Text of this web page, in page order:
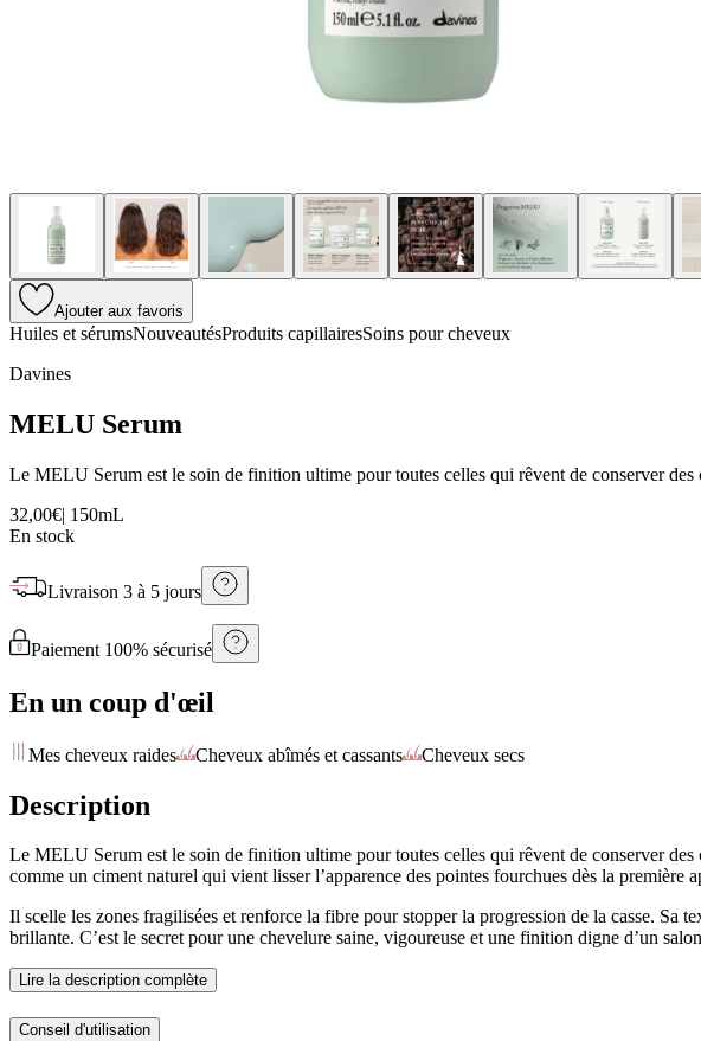
Ajouter aux favoris
Huiles et sérumsNouveautésProduits capillairesSoins pour cheveux
Davines
MELU Serum
Le MELU Serum est le soin de finition ultime pour toutes celles qui rêvent de conserver des
32,00€| 150mL
En stock
Livraison 3 à 5 jours
Paiement 100% sécurisé
En un coup d'œil
Mes cheveux raides Cheveux abîmés et cassants Cheveux secs
Description
Le MELU Serum est le soin de finition ultime pour toutes celles qui rêvent de conserver
comme un ciment naturel qui vient lisser l’apparence des pointes fourchues dès la première
Il scelle les zones fragilisées et renforce la fibre pour stopper la progression de la casse. Sa
brillante. C’est le secret pour une chevelure saine, vigoureuse et une finition digne d’un
Lire la description complète
Conseil d'utilisation